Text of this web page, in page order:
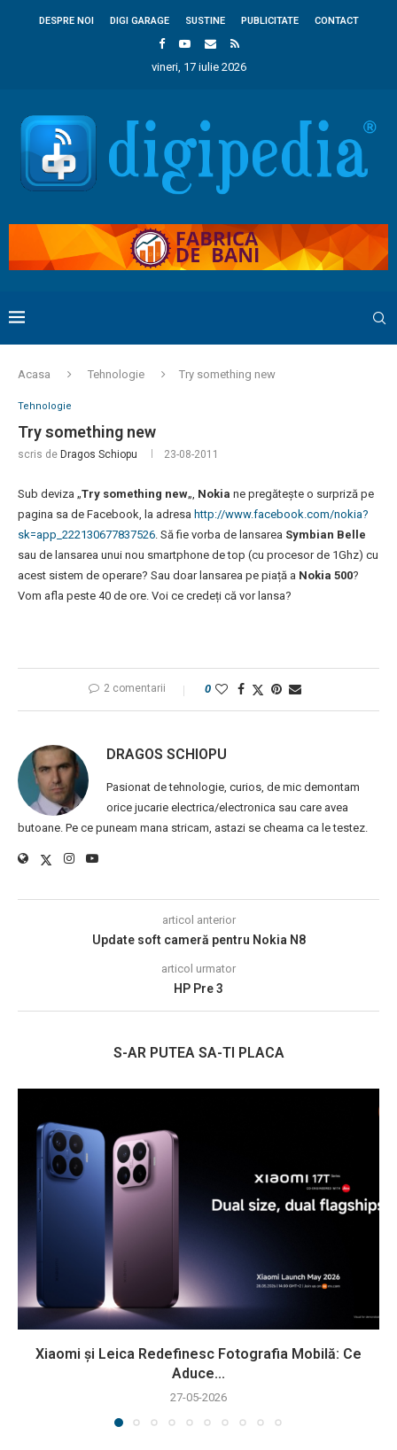
DESPRE NOI DIGI GARAGE SUSTINE PUBLICITATE CONTACT
vineri, 17 iulie 2026
Acasa Tehnologie Try something new
Tehnologie
Try something new
scris de Dragos Schiopu 23-08-2011
Sub deviza „Try something new„, Nokia ne pregătește o surpriză pe
pagina sa de Facebook, la adresa http://www.facebook.com/nokia?
sk=app_222130677837526. Să fie vorba de lansarea Symbian Belle
sau de lansarea unui nou smartphone de top (cu procesor de 1Ghz) cu
acest sistem de operare? Sau doar lansarea pe piață a Nokia 500?
Vom afla peste 40 de ore. Voi ce credeți că vor lansa?
2 comentarii 0
DRAGOS SCHIOPU
Pasionat de tehnologie, curios, de mic demontam
orice jucarie electrica/electronica sau care avea
butoane. Pe ce puneam mana stricam, astazi se cheama ca le testez.
articol anterior
Update soft cameră pentru Nokia N8
articol urmator
HP Pre 3
S-AR PUTEA SA-TI PLACA
Xiaomi și Leica Redefinesc Fotografia Mobilă: Ce
Aduce...
27-05-2026